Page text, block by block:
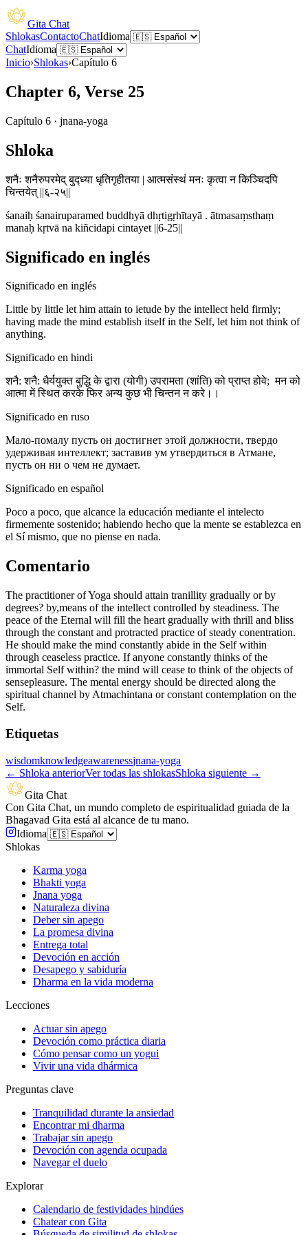
Gita Chat
ShlokasContactoChatIdioma
ChatIdioma
Inicio›Shlokas›Capítulo 6
Chapter 6, Verse 25
Capítulo 6 · jnana-yoga
Shloka
शनैः शनैरुपरमेद् बुद्ध्या धृतिगृहीतया | आत्मसंस्थं मनः कृत्वा न किञ्चिदपि
चिन्तयेत् ||६-२५||
śanaiḥ śanairuparamed buddhyā dhṛtigṛhītayā . ātmasaṃsthaṃ
manaḥ kṛtvā na kiñcidapi cintayet ||6-25||
Significado en inglés
Significado en inglés
Little by little let him attain to ietude by the intellect held firmly;
having made the mind establish itself in the Self, let him not think of
anything.
Significado en hindi
शनै: शनै: धैर्ययुक्त बुद्धि के द्वारा (योगी) उपरामता (शांति) को प्राप्त होवे; मन को
आत्मा में स्थित करके फिर अन्य कुछ भी चिन्तन न करे।।
Significado en ruso
Мало-помалу пусть он достигнет этой должности, твердо
удерживая интеллект; заставив ум утвердиться в Атмане,
пусть он ни о чем не думает.
Significado en español
Poco a poco, que alcance la educación mediante el intelecto
firmemente sostenido; habiendo hecho que la mente se establezca en
el Sí mismo, que no piense en nada.
Comentario
The practitioner of Yoga should attain tranillity gradually or by
degrees? by,means of the intellect controlled by steadiness. The
peace of the Eternal will fill the heart gradually with thrill and bliss
through the constant and protracted practice of steady conentration.
He should make the mind constantly abide in the Self within
through ceaseless practice. If anyone constantly thinks of the
immortal Self within? the mind will cease to think of the objects of
sensepleasure. The mental energy should be directed along the
spiritual channel by Atmachintana or constant contemplation on the
Self.
Etiquetas
wisdomknowledgeawarenessjnana-yoga
← Shloka anteriorVer todas las shlokasShloka siguiente →
Gita Chat
Con Gita Chat, un mundo completo de espiritualidad guiada de la
Bhagavad Gita está al alcance de tu mano.
Idioma
Shlokas
Karma yoga
Bhakti yoga
Jnana yoga
Naturaleza divina
Deber sin apego
La promesa divina
Entrega total
Devoción en acción
Desapego y sabiduría
Dharma en la vida moderna
Lecciones
Actuar sin apego
Devoción como práctica diaria
Cómo pensar como un yogui
Vivir una vida dhármica
Preguntas clave
Tranquilidad durante la ansiedad
Encontrar mi dharma
Trabajar sin apego
Devoción con agenda ocupada
Navegar el duelo
Explorar
Calendario de festividades hindúes
Chatear con Gita